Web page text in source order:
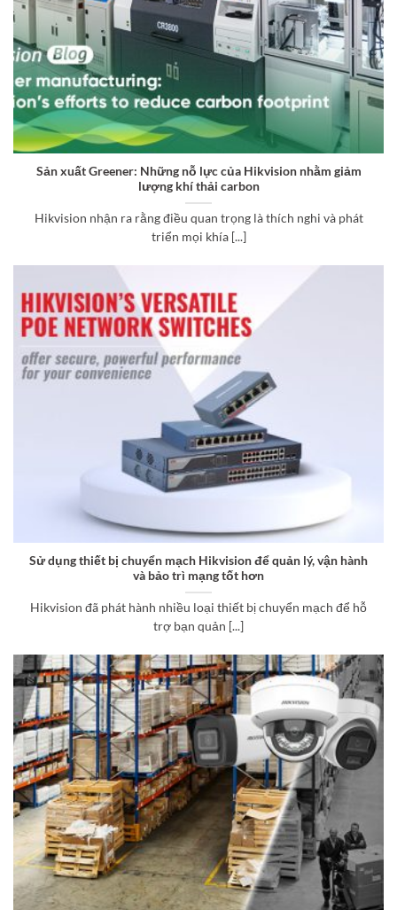
Sản xuất Greener: Những nỗ lực của Hikvision nhằm giảm
lượng khí thải carbon
Hikvision nhận ra rằng điều quan trọng là thích nghi và phát
triển mọi khía [...]
Sử dụng thiết bị chuyển mạch Hikvision để quản lý, vận hành
và bảo trì mạng tốt hơn
Hikvision đã phát hành nhiều loại thiết bị chuyển mạch để hỗ
trợ bạn quản [...]